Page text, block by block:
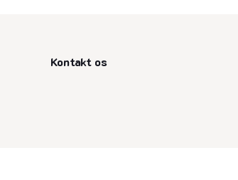
Kontakt ossenest opdateret 11. juli 2025